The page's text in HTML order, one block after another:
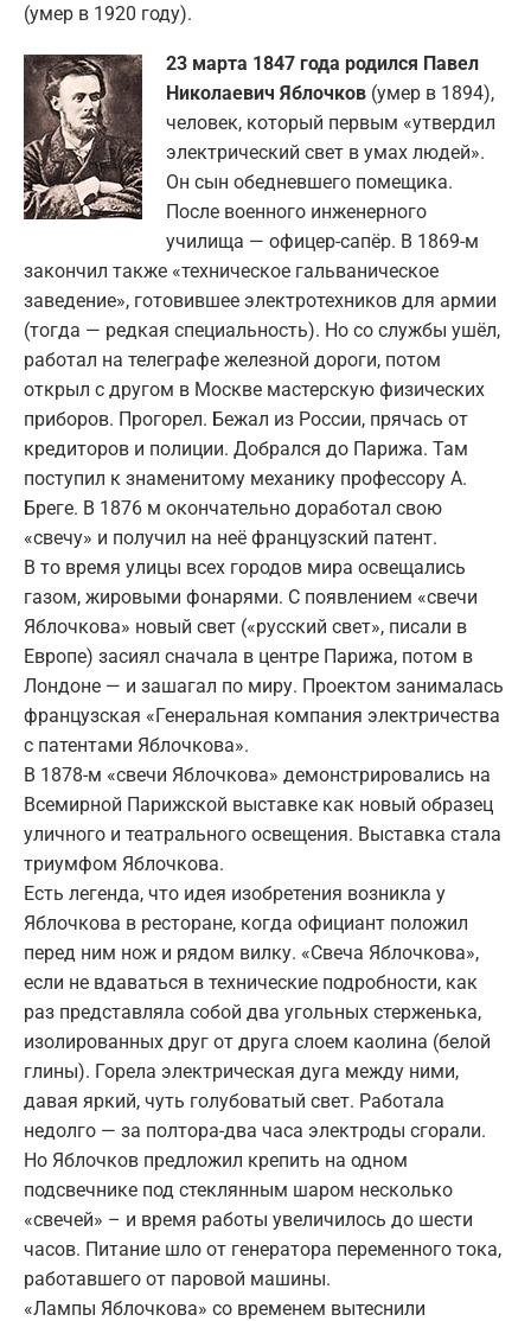
(умер в 1920 году).
23 марта 1847 года родился Павел
Николаевич Яблочков (умер в 1894),
человек, который первым «утвердил
электрический свет в умах людей».
Он сын обедневшего помещика.
После военного инженерного
училища — офицер-сапёр. В 1869-м
закончил также «техническое гальваническое
заведение», готовившее электротехников для армии
(тогда — редкая специальность). Но со службы ушёл,
работал на телеграфе железной дороги, потом
открыл с другом в Москве мастерскую физических
приборов. Прогорел. Бежал из России, прячась от
кредиторов и полиции. Добрался до Парижа. Там
поступил к знаменитому механику профессору А.
Бреге. В 1876 м окончательно доработал свою
«свечу» и получил на неё французский патент.
В то время улицы всех городов мира освещались
газом, жировыми фонарями. С появлением «свечи
Яблочкова» новый свет («русский свет», писали в
Европе) засиял сначала в центре Парижа, потом в
Лондоне — и зашагал по миру. Проектом занималась
французская «Генеральная компания электричества
с патентами Яблочкова».
В 1878-м «свечи Яблочкова» демонстрировались на
Всемирной Парижской выставке как новый образец
уличного и театрального освещения. Выставка стала
триумфом Яблочкова.
Есть легенда, что идея изобретения возникла у
Яблочкова в ресторане, когда официант положил
перед ним нож и рядом вилку. «Свеча Яблочкова»,
если не вдаваться в технические подробности, как
раз представляла собой два угольных стерженька,
изолированных друг от друга слоем каолина (белой
глины). Горела электрическая дуга между ними,
давая яркий, чуть голубоватый свет. Работала
недолго — за полтора-два часа электроды сгорали.
Но Яблочков предложил крепить на одном
подсвечнике под стеклянным шаром несколько
«свечей» – и время работы увеличилось до шести
часов. Питание шло от генератора переменного тока,
работавшего от паровой машины.
«Лампы Яблочкова» со временем вытеснили